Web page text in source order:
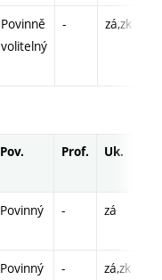
Povinně
volitelný
- zá,zk
Pov. Prof. Uk.
Povinný - zá
Povinný - zá,zk